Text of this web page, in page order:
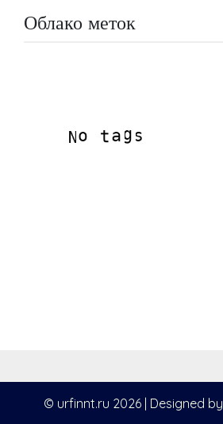
Облако меток
© urfinnt.ru 2026 | Designed by